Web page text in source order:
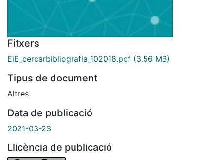
Fitxers
EiE_cercarbibliografia_102018.pdf (3.56 MB)
Tipus de document
Altres
Data de publicació
2021-03-23
Llicència de publicació